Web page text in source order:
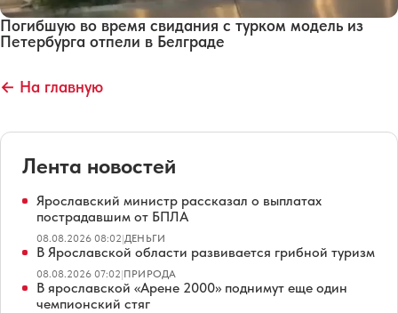
Погибшую во время свидания с турком модель из
Петербурга отпели в Белграде
← На главную
Лента новостей
Ярославский министр рассказал о выплатах
пострадавшим от БПЛА
08.08.2026 08:02|ДЕНЬГИ
В Ярославской области развивается грибной туризм
08.08.2026 07:02|ПРИРОДА
В ярославской «Арене 2000» поднимут еще один
чемпионский стяг